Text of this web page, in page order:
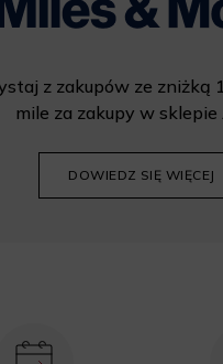
z zakupów ze zniżką
mile za zakupy w sklepie
DOWIEDZ SIĘ WIĘCEJ